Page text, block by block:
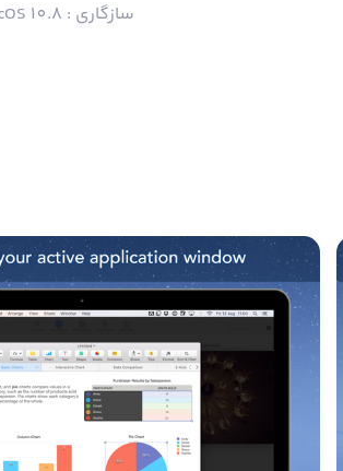
سازگاری : macOS 10.8 و بالاتر